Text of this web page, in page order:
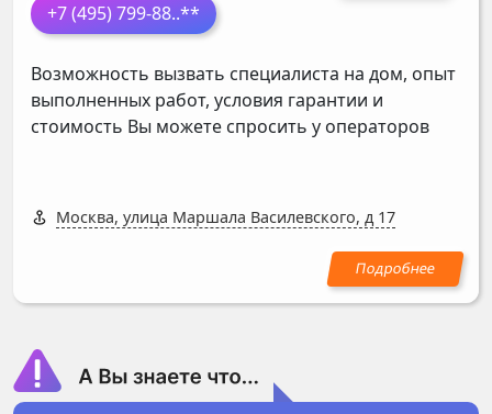
+7 (495) 799-88..**
Возможность вызвать специалиста на дом, опыт
выполненных работ, условия гарантии и
стоимость Вы можете спросить у операторов
Москва, улица Маршала Василевского, д 17